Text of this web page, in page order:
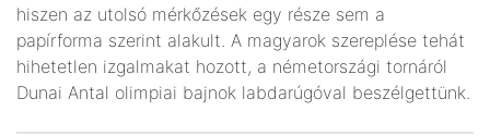
hiszen az utolsó mérkőzések egy része sem a
papírforma szerint alakult. A magyarok szereplése tehát
hihetetlen izgalmakat hozott, a németországi tornáról
Dunai Antal olimpiai bajnok labdarúgóval beszélgettünk.